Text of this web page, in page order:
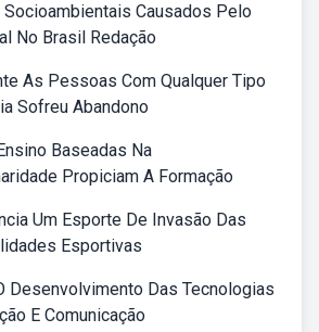
Causados Pelo
No Brasil Redação
As Pessoas Com Qualquer Tipo
Sofreu Abandono
Baseadas Na
Propiciam A Formação
Um Esporte De Invasão Das
Esportivas
Desenvolvimento Das Tecnologias
E Comunicação